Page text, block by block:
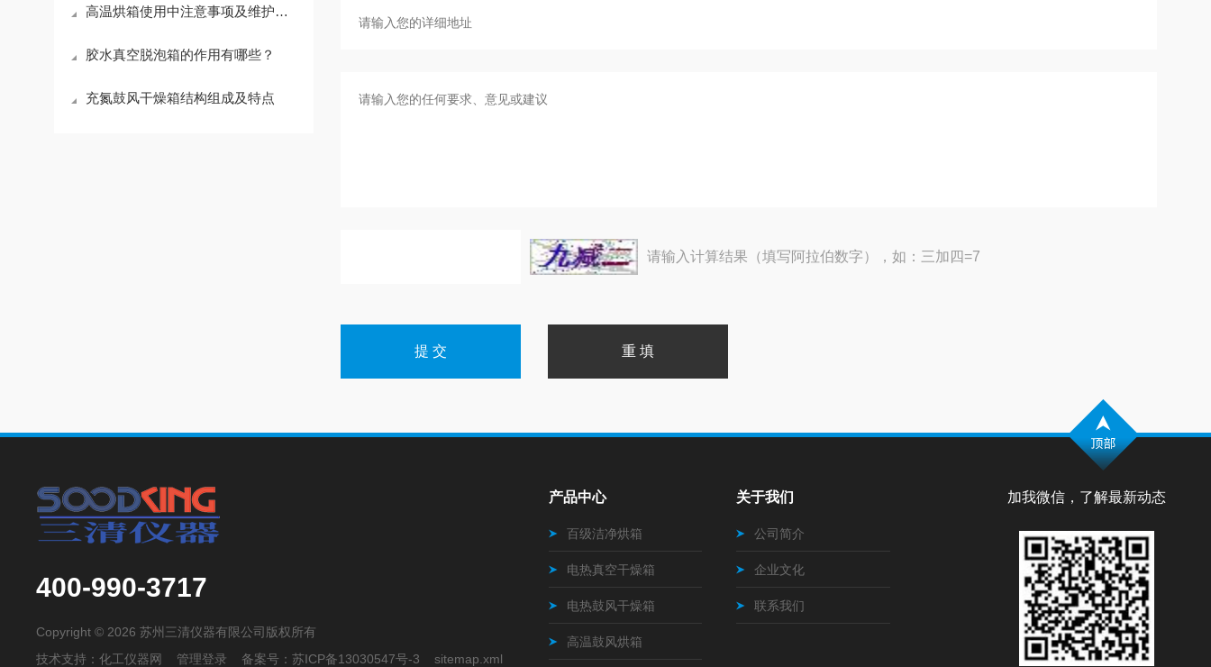
高温烘箱使用中注意事项及维护保养
胶水真空脱泡箱的作用有哪些？
充氮鼓风干燥箱结构组成及特点
请输入计算结果（填写阿拉伯数字），如：三加四=7
加我微信，了解最新动态
400-990-3717
Copyright © 2026 苏州三清仪器有限公司版权所有
技术支持：化工仪器网 管理登录 备案号：苏ICP备13030547号-3 sitemap.xml
产品中心
百级洁净烘箱
电热真空干燥箱
电热鼓风干燥箱
高温鼓风烘箱
关于我们
公司简介
企业文化
联系我们